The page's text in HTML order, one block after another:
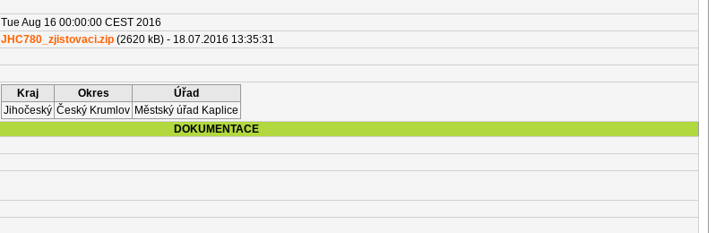
Tue Aug 16 00:00:00 CEST 2016
JHC780_zjistovaci.zip (2620 kB) - 18.07.2016 13:35:31
Kraj Okres
Úřad
Jihočeský Český Krumlov Městský úřad Kaplice
DOKUMENTACE